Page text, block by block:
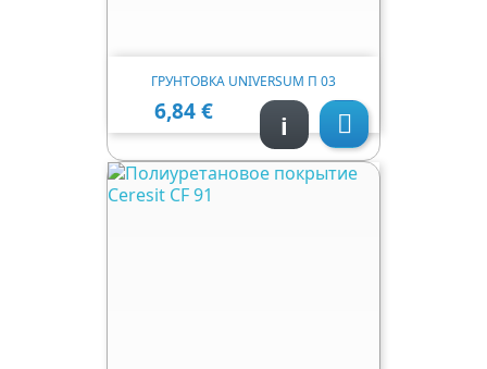
ГРУНТОВКА UNIVERSUM П 03
Ціна
6,84 € 
i